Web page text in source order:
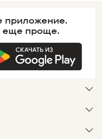
приложение.
еще проще.